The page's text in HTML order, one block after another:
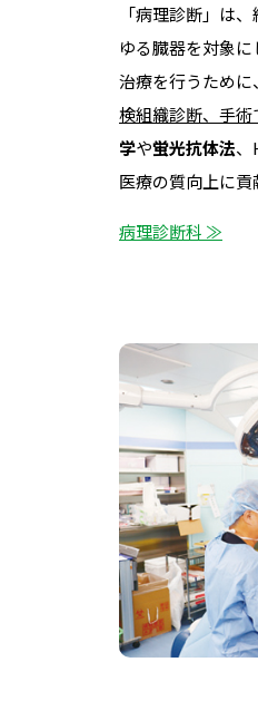
「病理診断」は
ゆる臓器を対象
治療を行うために
検組織診断、手術
学や蛍光抗体法、
医療の質向上に貢
病理診断科 ≫